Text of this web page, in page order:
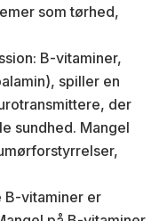
som tørhed,
B-vitaminer,
spiller en
der
sundhed. Mangel
B-vitaminer er